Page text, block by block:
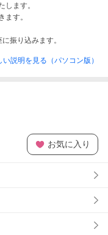
ます。
す。
振り込みます。
い説明を見る（パソコン版）
お気に入り